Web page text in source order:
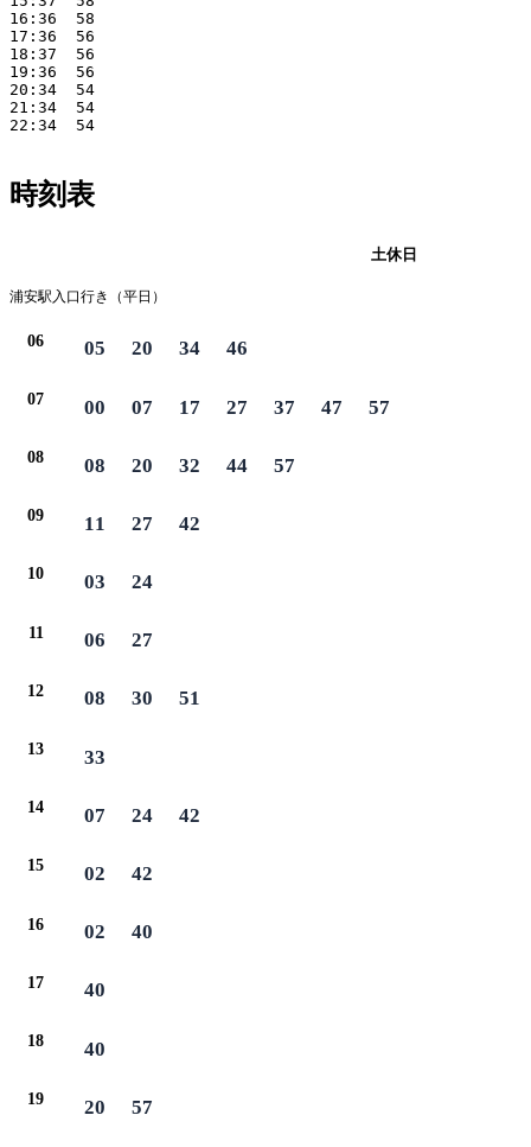
16:36  58
17:36  56
18:37  56
19:36  56
20:34  54
21:34  54
22:34  54
時刻表
土休日
浦安駅入口行き（平日）
06 05 20 34 46
07 00 07 17 27 37 47 57
08 08 20 32 44 57
09 11 27 42
10 03 24
11 06 27
12 08 30 51
13 33
14 07 24 42
15 02 42
16 02 40
17 40
18 40
19 20 57